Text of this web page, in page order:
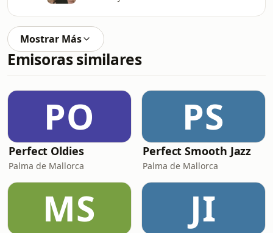
Mostrar Más
Emisoras similares
PO
Perfect Oldies
Palma de Mallorca
PS
Perfect Smooth Jazz
Palma de Mallorca
MS JI